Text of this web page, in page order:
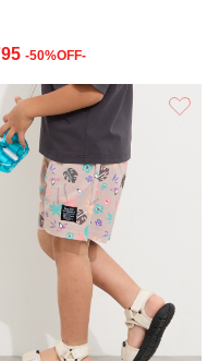
-50%OFF-
り